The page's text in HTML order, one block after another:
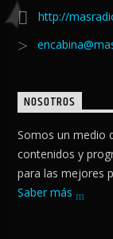
http://
NOSOTROS
Somos un medio
contenidos y
para las mejores
Saber más